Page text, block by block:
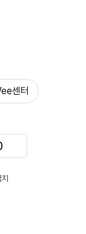
센터